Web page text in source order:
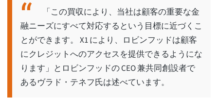
「この買収により、当社は顧客の重要な金
融ニーズにすべて対応するという目標に近づくこ
とができます。 X1 により、ロビンフッドは顧客
にクレジットへのアクセスを提供できるようにな
ります」とロビンフッドの CEO 兼共同創設者で
あるヴラド・テネフ氏は述べています。